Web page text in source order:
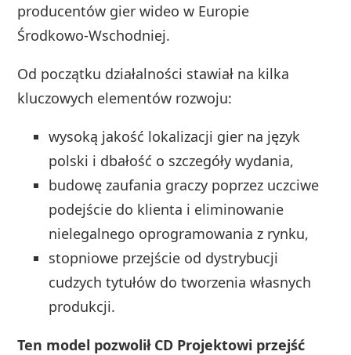
producentów gier wideo w Europie
Środkowo‑Wschodniej.
Od początku działalności stawiał na kilka
kluczowych elementów rozwoju:
wysoką jakość lokalizacji gier na język
polski i dbałość o szczegóły wydania,
budowę zaufania graczy poprzez uczciwe
podejście do klienta i eliminowanie
nielegalnego oprogramowania z rynku,
stopniowe przejście od dystrybucji
cudzych tytułów do tworzenia własnych
produkcji.
Ten model pozwolił CD Projektowi przejść